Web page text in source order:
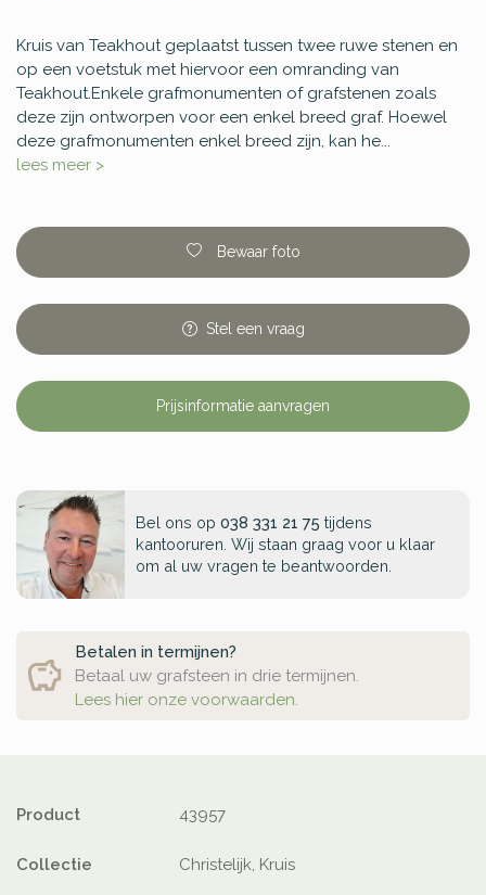
Kruis van Teakhout geplaatst tussen twee ruwe stenen en
op een voetstuk met hiervoor een omranding van
Teakhout.Enkele grafmonumenten of grafstenen zoals
deze zijn ontworpen voor een enkel breed graf. Hoewel
deze grafmonumenten enkel breed zijn, kan he...
lees meer >
Bewaar foto
Stel een vraag
Prijsinformatie aanvragen
Bel ons op 038 331 21 75 tijdens
kantooruren. Wij staan graag voor u klaar
om al uw vragen te beantwoorden.
Betalen in termijnen?
Betaal uw grafsteen in drie termijnen.
Lees hier onze voorwaarden.
Product 43957
Collectie Christelijk, Kruis